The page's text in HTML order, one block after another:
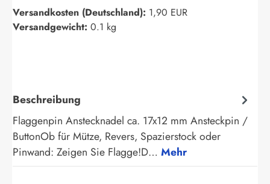
Versandkosten (Deutschland): 1,90 EUR
Versandgewicht: 0.1 kg
Beschreibung
Flaggenpin Anstecknadel ca. 17x12 mm Ansteckpin /
ButtonOb für Mütze, Revers, Spazierstock oder
Pinwand: Zeigen Sie Flagge!D… Mehr